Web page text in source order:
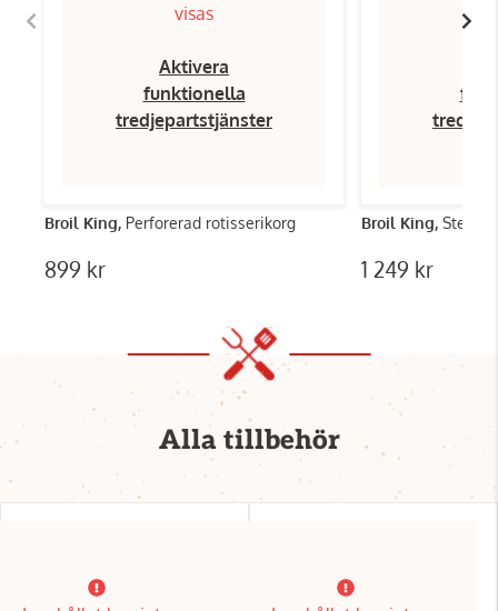
visas
Aktivera
funktionella
tredjepartstjänster
Broil King, Perforerad rotisserikorg
899 kr
Broil King,
1 249 kr
Alla tillbehör